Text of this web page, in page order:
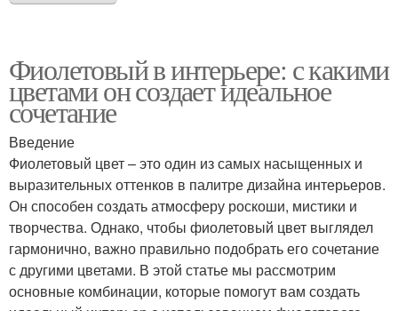
Фиолетовый в интерьере: с какими
цветами он создает идеальное
сочетание
Введение
Фиолетовый цвет – это один из самых насыщенных и
выразительных оттенков в палитре дизайна интерьеров.
Он способен создать атмосферу роскоши, мистики и
творчества. Однако, чтобы фиолетовый цвет выглядел
гармонично, важно правильно подобрать его сочетание
с другими цветами. В этой статье мы рассмотрим
основные комбинации, которые помогут вам создать